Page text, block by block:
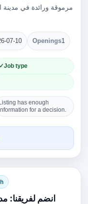
مرموقة ورائدة في
07-10 Openings1
Job type
Listing has enough
for a decision.
انضم لفريقنا: